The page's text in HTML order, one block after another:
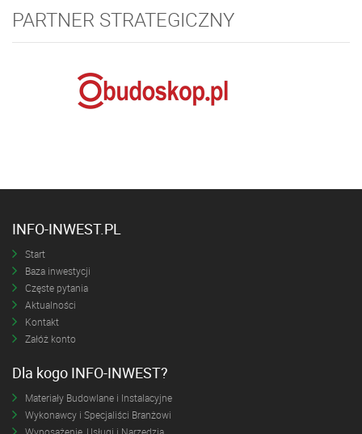
PARTNER STRATEGICZNY
INFO-INWEST.PL
Start
Baza inwestycji
Częste pytania
Aktualności
Kontakt
Załóż konto
Dla kogo INFO-INWEST?
Materiały Budowlane i Instalacyjne
Wykonawcy i Specjaliści Branżowi